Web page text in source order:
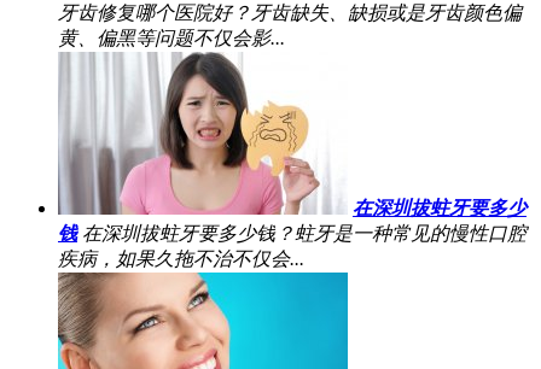
牙齿修复哪个医院好？牙齿缺失、缺损或是牙齿颜色偏
黄、偏黑等问题不仅会影...
在深圳拔蛀牙要多少
钱 在深圳拔蛀牙要多少钱？蛀牙是一种常见的慢性口腔
疾病，如果久拖不治不仅会...